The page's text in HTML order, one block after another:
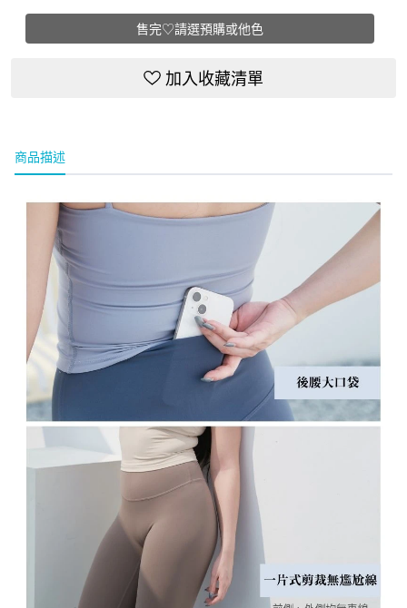
售完♡請選預購或他色
加入收藏清單
商品描述